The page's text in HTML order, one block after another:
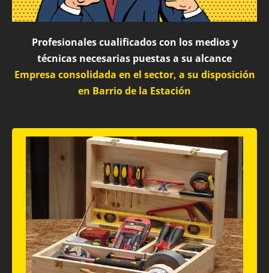
Profesionales cualificados con los medios y
técnicas necesarias puestas a su alcance
Empresa consolidada en el sector, a su disposición
en Barrio de la Estación